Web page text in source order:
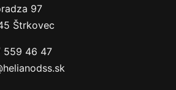
97
Štrkovec
559 46 47